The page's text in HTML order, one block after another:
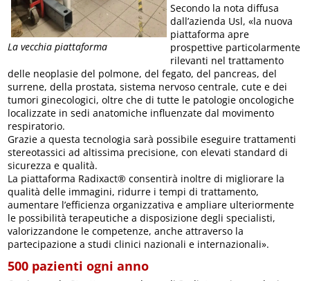
La vecchia piattaforma
Secondo la nota diffusa
dall’azienda Usl, «la nuova
piattaforma apre
prospettive particolarmente
rilevanti nel trattamento
delle neoplasie del polmone, del fegato, del pancreas, del
surrene, della prostata, sistema nervoso centrale, cute e dei
tumori ginecologici, oltre che di tutte le patologie oncologiche
localizzate in sedi anatomiche influenzate dal movimento
respiratorio.
Grazie a questa tecnologia sarà possibile eseguire trattamenti
stereotassici ad altissima precisione, con elevati standard di
sicurezza e qualità.
La piattaforma Radixact® consentirà inoltre di migliorare la
qualità delle immagini, ridurre i tempi di trattamento,
aumentare l’efficienza organizzativa e ampliare ulteriormente
le possibilità terapeutiche a disposizione degli specialisti,
valorizzandone le competenze, anche attraverso la
partecipazione a studi clinici nazionali e internazionali».
500 pazienti ogni anno